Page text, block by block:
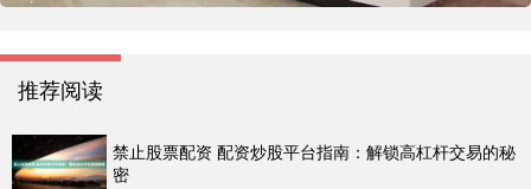
推荐阅读
禁止股票配资 配资炒股平台指南：解锁高杠杆交易的秘
密